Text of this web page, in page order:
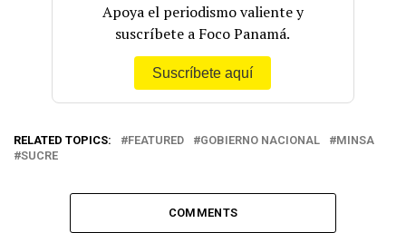
Apoya el periodismo valiente y
suscríbete a Foco Panamá.
Suscríbete aquí
RELATED TOPICS: FEATURED GOBIERNO NACIONAL
MINSA
SUCRE
COMMENTS